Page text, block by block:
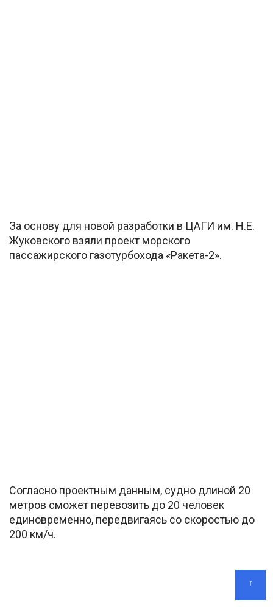
За основу для новой разработки в ЦАГИ им. Н.Е.
Жуковского взяли проект морского
пассажирского газотурбохода «Ракета-2».
Согласно проектным данным, судно длиной 20
метров сможет перевозить до 20 человек
единовременно, передвигаясь со скоростью до
200 км/ч.
↑